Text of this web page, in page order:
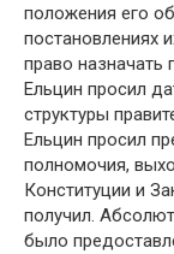
положения его
постановлениях
право назначать
Ельцин просил
структуры
Ельцин просил
полномочия,
Кон­ституции и
получил.
было